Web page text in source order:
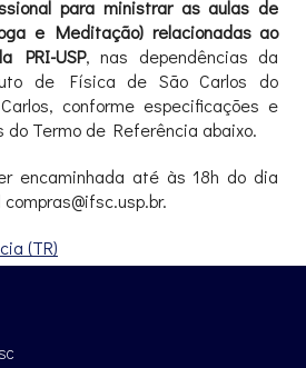
para ministrar as aulas de
e Meditação) relacionadas ao
PRI-USP, nas dependências da
de Física de São Carlos do
conforme especificações e
do Termo de Referência abaixo.
encaminhada até às 18h do dia
(TR)